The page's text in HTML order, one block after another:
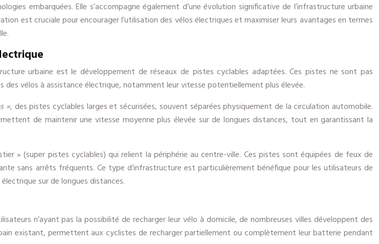
embarquées. Elle s’accompagne également d’une évolution significative de l’infrastructure urbaine
est cruciale pour encourager l’utilisation des vélos électriques et maximiser leurs avantages en termes
urbaine est le développement de réseaux de pistes cyclables adaptées. Ces pistes ne sont pas
vélos à assistance électrique, notamment leur vitesse potentiellement plus élevée.
», des pistes cyclables larges et sécurisées, souvent séparées physiquement de la circulation automobile.
de maintenir une vitesse moyenne plus élevée sur de longues distances, tout en garantissant la
» (super pistes cyclables) qui relient la périphérie au centre-ville. Ces pistes sont équipées de feux de
sans arrêts fréquents. Ce type d’infrastructure est particulièrement bénéfique pour les utilisateurs de
sur de longues distances.
n’ayant pas la possibilité de recharger leur vélo à domicile, de nombreuses villes développent des
existant, permettent aux cyclistes de recharger partiellement ou complètement leur batterie pendant